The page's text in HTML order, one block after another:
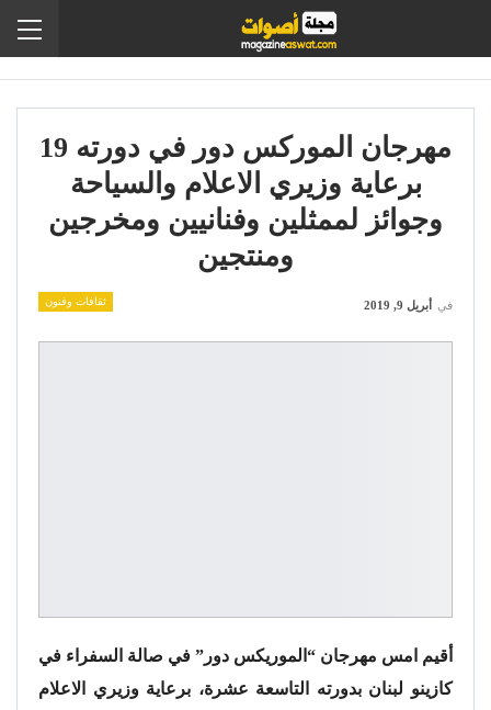
مهرجان الموركس دور في دورته 19
برعاية وزيري الاعلام والسياحة
وجوائز لممثلين وفنانيين ومخرجين
ومنتجين
ثقافات وفنون في أبريل 9, 2019
أقيم امس مهرجان “الموريكس دور” في صالة السفراء في
كازينو لبنان بدورته التاسعة عشرة، برعاية وزيري الاعلام